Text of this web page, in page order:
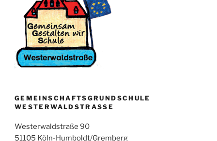
GEMEINSCHAFTSGRUNDSCHULE
WESTERWALDSTRASSE
Westerwaldstraße 90
51105 Köln-Humboldt/Gremberg